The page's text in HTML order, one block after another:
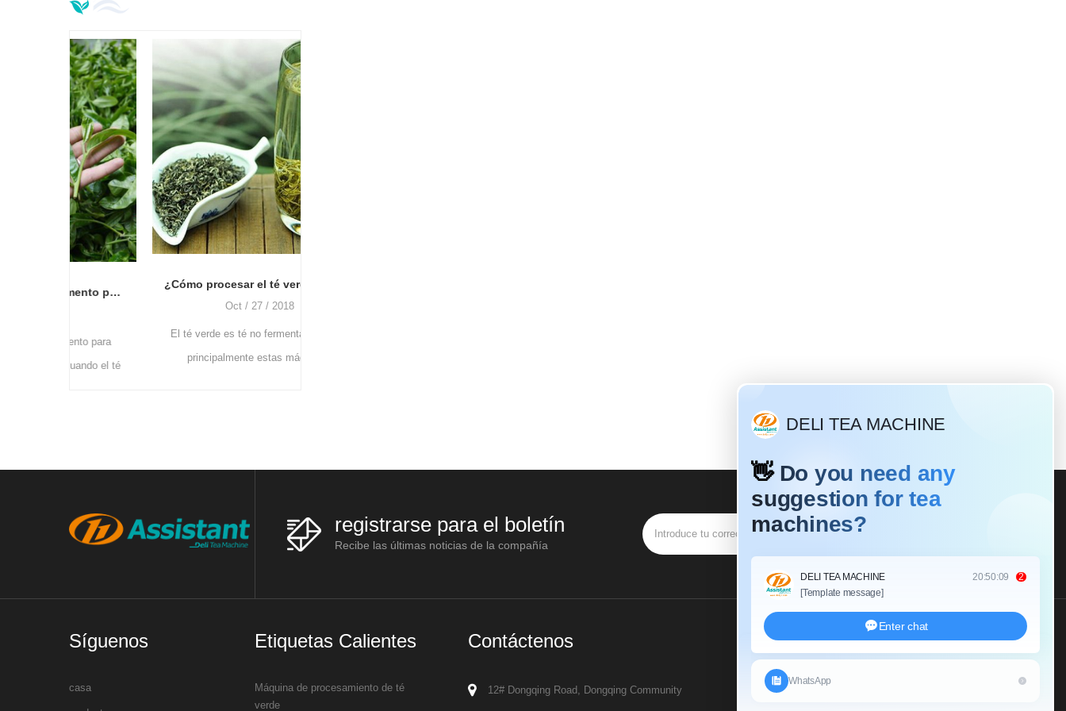
¿Cómo procesar el té verde, qué tipo de máquina y cómo usar?
El té verde es té no fermentado, utiliza
principalmente estas máquinas:
registrarse para el boletín
Recibe las últimas noticias de la compañía
Síguenos
casa
Etiquetas Calientes
Máquina de procesamiento de té
verde
Contáctenos
12# Dongqing Road, Dongqing Community
Envíenos Una Consulta